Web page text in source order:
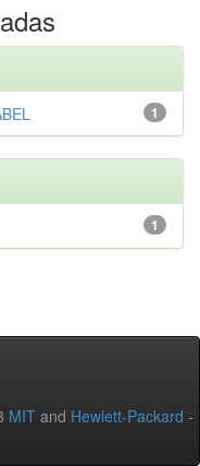
1
1
MIT and Hewlett-Packard -